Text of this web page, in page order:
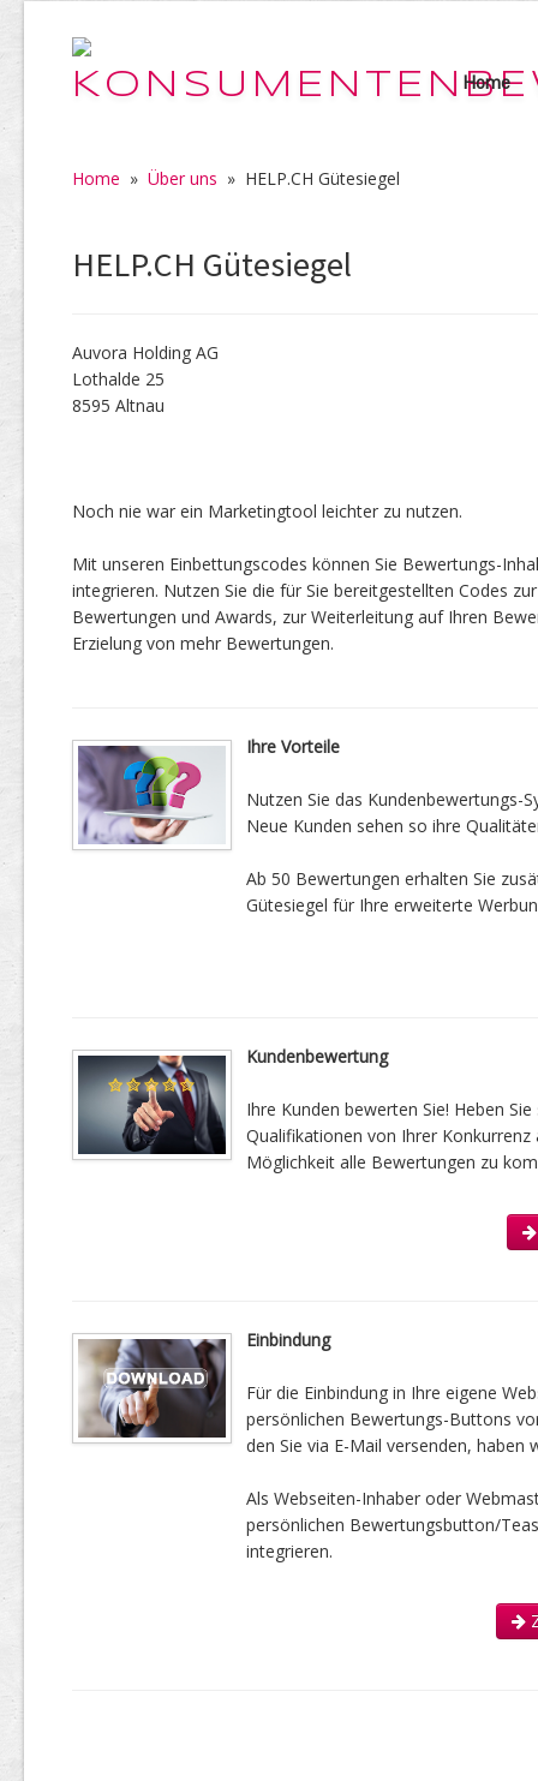
Home
Home » Über uns » HELP.CH Gütesiegel
HELP.CH Gütesiegel
Auvora Holding AG
Lothalde 25
8595 Altnau
Noch nie war ein Marketingtool leichter zu nutzen.
Mit unseren Einbettungscodes können Sie Bewertungs-
integrieren. Nutzen Sie die für Sie bereitgestellten Codes
Bewertungen und Awards, zur Weiterleitung auf Ihren
Erzielung von mehr Bewertungen.
Ihre Vorteile
Nutzen Sie das Kundenbewertungs-
Neue Kunden sehen so ihre
Ab 50 Bewertungen erhalten Sie
Gütesiegel für Ihre erweiterte
Kundenbewertung
Ihre Kunden bewerten Sie! Heben
Qualifikationen von Ihrer Konkurrenz
Möglichkeit alle Bewertungen zu
Einbindung
Für die Einbindung in Ihre eigene
persönlichen Bewertungs-Buttons
den Sie via E-Mail versenden, haben
Als Webseiten-Inhaber oder
persönlichen Bewertungsbutton/
integrieren.